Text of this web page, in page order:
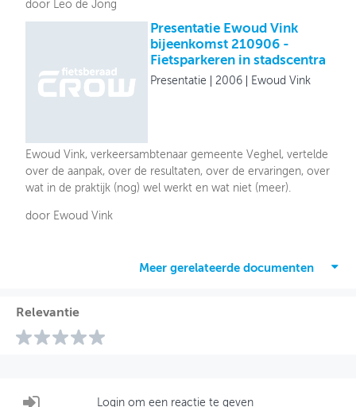
door Leo de Jong
Presentatie Ewoud Vink
bijeenkomst 210906 -
Fietsparkeren in stadscentra
Presentatie 2006 Ewoud Vink
Ewoud Vink, verkeersambtenaar gemeente Veghel, vertelde
over de aanpak, over de resultaten, over de ervaringen, over
wat in de praktijk (nog) wel werkt en wat niet (meer).
door Ewoud Vink
Meer gerelateerde documenten
Relevantie
Login om een reactie te geven